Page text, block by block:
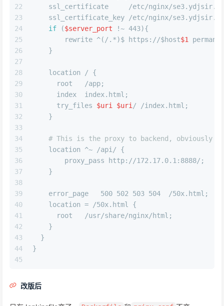
22
23
24
25
26
27
28
29
30
31
32
33
34
35
36
37
38
39
40
41
42
43
44
45
ssl_certificate     /etc/nginx/
ssl_certificate_key /etc/nginx/
if ($server_port !~ 443){
        rewrite ^(/.*)$ https://$host
$1
    }
    location / {
      root   /app;
      index  index.html;
      try_files
$uri $uri / /index.html;
    }
# This is the proxy to backend, obviously
    location ^~ /api/ {
        proxy_pass http://172.17.0.1:8888/;
    }
    error_page   500 502 503 504  /50x.html;
    location = /50x.html {
      root   /usr/share/nginx/html;
    }
  }
}
改版后